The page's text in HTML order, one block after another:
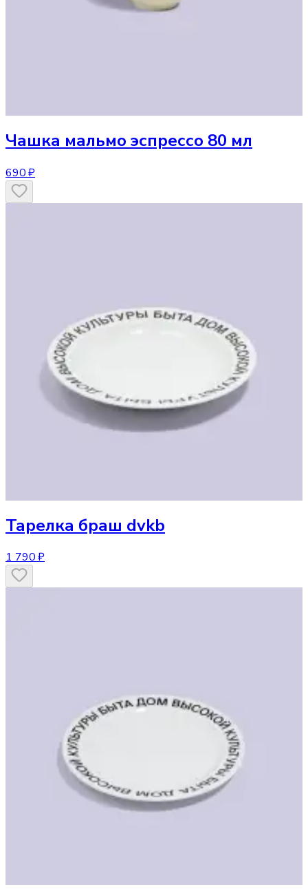
Чашка мальмо эспрессо 80 мл
690 ₽
Тарелка браш dvkb
1 790 ₽